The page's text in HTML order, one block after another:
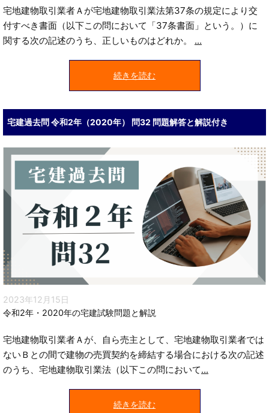
宅地建物取引業者Ａが宅地建物取引業法第37条の規定により交
付すべき書面（以下この問において「37条書面」という。）に
関する次の記述のうち、正しいものはどれか。 ...
続きを読む
宅建過去問 令和2年（2020年） 問32 問題解答と解説付き
2023年12月15日
令和2年・2020年の宅建試験問題と解説
宅地建物取引業者Ａが、自ら売主として、宅地建物取引業者では
ないＢとの間で建物の売買契約を締結する場合における次の記述
のうち、宅地建物取引業法（以下この問において...
続きを読む